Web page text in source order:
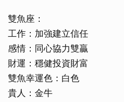
雙魚座：
工作：加強建立信任
感情：同心協力雙贏
財運：穩健投資財富
雙魚幸運色：白色
貴人：金牛